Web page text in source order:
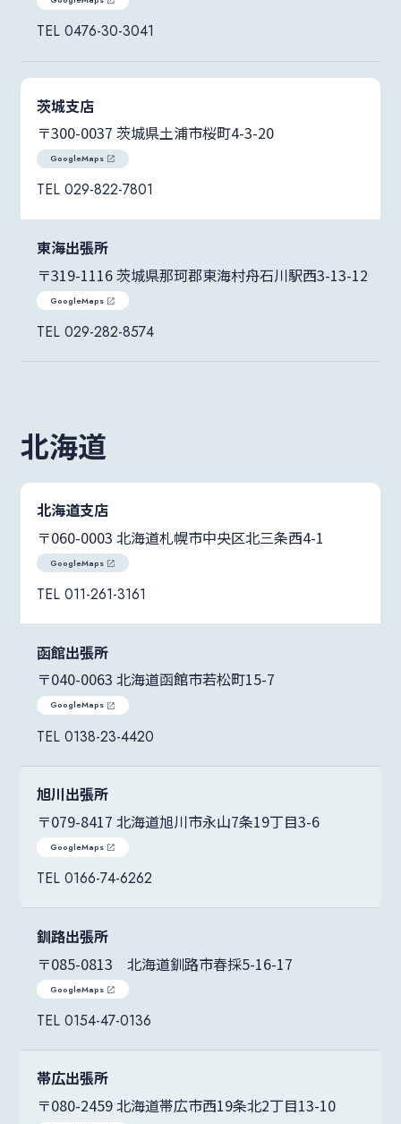
0476-30-3041
茨城支店
〒300-0037 茨城県土浦市桜町4-3-20
GoogleMaps
029-822-7801
東海出張所
〒319-1116 茨城県那珂郡東海村舟石川駅西3-13-12
GoogleMaps
029-282-8574
北海道
北海道支店
〒060-0003 北海道札幌市中央区北三条西4-1
GoogleMaps
011-261-3161
函館出張所
〒040-0063 北海道函館市若松町15-7
GoogleMaps
0138-23-4420
旭川出張所
〒079-8417 北海道旭川市永山7条19丁目3-6
GoogleMaps
0166-74-6262
釧路出張所
〒085-0813 北海道釧路市春採5-16-17
GoogleMaps
0154-47-0136
帯広出張所
〒080-2459 北海道帯広市西19条北2丁目13-10